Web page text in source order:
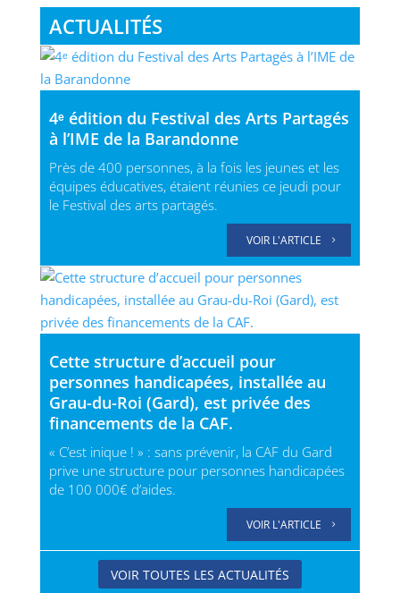
ACTUALITÉS
4ᵉ édition du Festival des Arts Partagés
à l’IME de la Barandonne
Près de 400 personnes, à la fois les jeunes et les
équipes éducatives, étaient réunies ce jeudi pour
le Festival des arts partagés.
VOIR L'ARTICLE
Cette structure d’accueil pour
personnes handicapées, installée au
Grau-du-Roi (Gard), est privée des
financements de la CAF.
« C’est inique ! » : sans prévenir, la CAF du Gard
prive une structure pour personnes handicapées
de 100 000€ d’aides.
VOIR L'ARTICLE
VOIR TOUTES LES ACTUALITÉS